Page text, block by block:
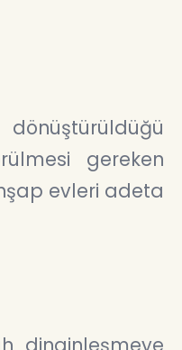
gereken
evleri adeta